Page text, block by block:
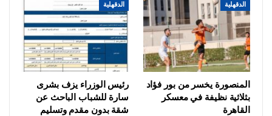
الدقهلية
المنصورة يخسر من بور فؤاد
بثلاثية نظيفة في معسكر
القاهرة
الدقهلية
رئيس الوزراء يزف بشرى
سارة للشباب الباحث عن
شقة بدون مقدم وتسليم